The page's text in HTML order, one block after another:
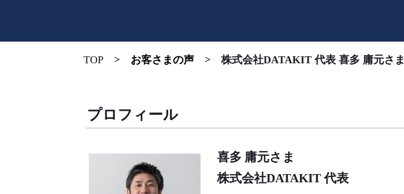
TOP > お客さまの声 > 株式会社DATAKIT 代表 喜多 庸元さま
プロフィール
喜多 庸元さま
株式会社DATAKIT 代表